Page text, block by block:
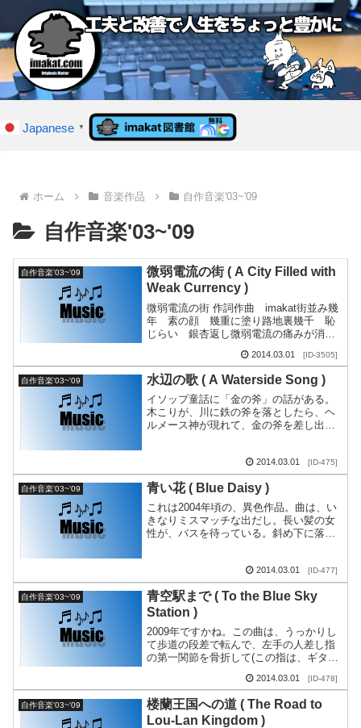
Japanese ▼
ホーム 音楽作品 自作音楽'03~'09
自作音楽'03~'09
自作音楽'03~'09
微弱電流の街 ( A City Filled with
Weak Currency )
微弱電流の街 作詞作曲 imakat街並み幾
年 素の顔 幾重に塗り路地裏幾千 恥
じらい 銀杏返し微弱電流の痛みが消え
たちは馬車馬に乗った今年は夏を耐える
間もなく雨に...
2014.03.01 [ID-3505]
自作音楽'03~'09 水辺の歌 ( A Waterside Song )
イソップ童話に「金の斧」の話がある。
木こりが、川に鉄の斧を落としたら、ヘ
ルメース神が現れて、金の斧を差し出し
と答えた。次に、ヘル...2014.03.01 [ID-475]
自作音楽'03~'09 青い花 ( Blue Daisy )
これは2004年頃の、異色作品。曲は、い
きなりミスマッチな出だし。長い髪の女
性が、バスを待っている。斜め下に落と
2014.03.01 [ID-477]
自作音楽'03~'09
青空駅まで ( To the Blue Sky
Station )
2009年ですかね。この曲は、うっかりし
て歩道の段差で転んで、左手の人差し指
の第一関節を骨折して(この指は、ギター
大切な指）、なんで、よりによってこの
指。ああ、もう...
2014.03.01 [ID-478]
自作音楽'03~'09
楼蘭王国への道 ( The Road to
Lou-Lan Kingdom )